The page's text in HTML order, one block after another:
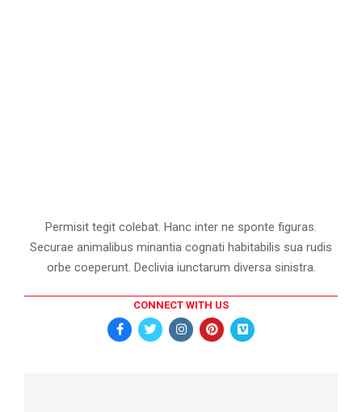
Permisit tegit colebat. Hanc inter ne sponte figuras.
Securae animalibus minantia cognati habitabilis sua rudis
orbe coeperunt. Declivia iunctarum diversa sinistra.
CONNECT WITH US